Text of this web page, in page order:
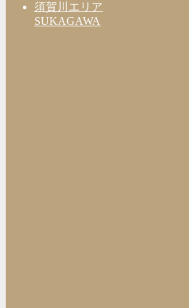
須賀川エリア
SUKAGAWA